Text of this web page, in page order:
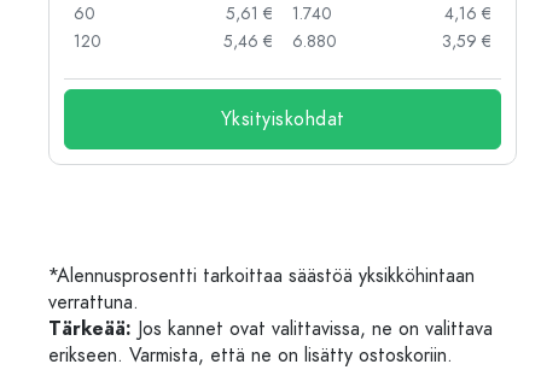
60
5,61 €
120
5,46 €
1.740
4,16 €
6.880
3,59 €
Yksityiskohdat
*Alennusprosentti tarkoittaa säästöä yksikköhintaan
verrattuna.
Tärkeää: Jos kannet ovat valittavissa, ne on valittava
erikseen. Varmista, että ne on lisätty ostoskoriin.